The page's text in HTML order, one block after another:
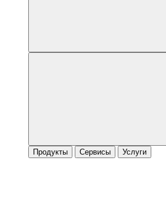
Продукты Сервисы Услуги